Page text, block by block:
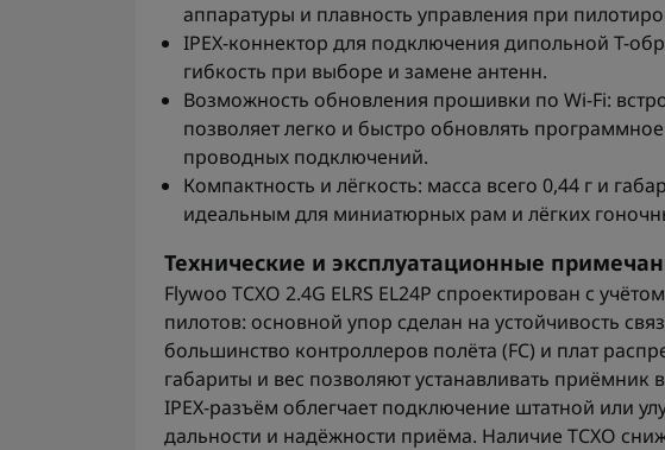
аппаратуры и плавность управления при
IPEX-коннектор для подключения дипольной Т-
гибкость при выборе и замене антенн.
Возможность обновления прошивки по Wi‑Fi:
позволяет легко и быстро обновлять
проводных подключений.
Компактность и лёгкость: масса всего 0,44 г и
идеальным для миниатюрных рам и лёгких
Технические и эксплуатационные
Flywoo TCXO 2.4G ELRS EL24P спроектирован с
пилотов: основной упор сделан на устойчивость
большинство контроллеров полёта (FC) и плат
габариты и вес позволяют устанавливать приёмник
IPEX-разъём облегчает подключение штатной или
дальности и надёжности приёма. Наличие TCXO